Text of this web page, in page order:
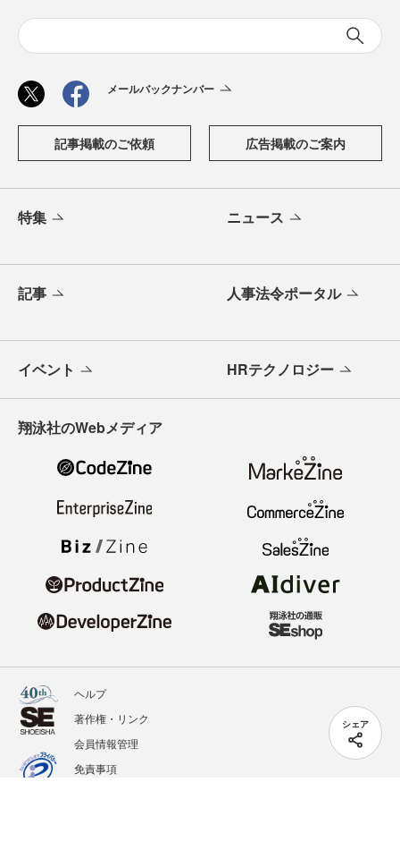
シェア
メールバックナンバー
記事掲載のご依頼 広告掲載のご案内
特集 ニュース
記事 人事法令ポータル
イベント HRテクノロジー
翔泳社のWebメディア
ヘルプ
著作権・リンク
会員情報管理
免責事項